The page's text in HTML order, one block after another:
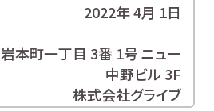
2022年 4月 1日
本町一丁目 3番 1号 ニュー
中野ビル 3F
株式会社グライブ